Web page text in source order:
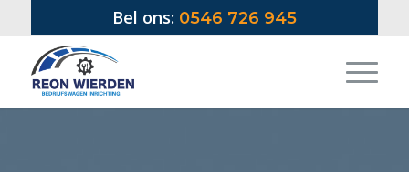
Bel ons: 0546 726 945